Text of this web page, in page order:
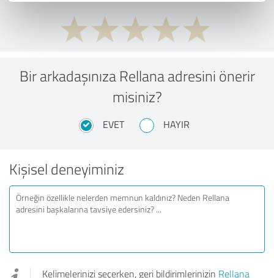
Bir arkadaşınıza Rellana adresini önerir
misiniz?
EVET HAYIR
Kişisel deneyiminiz
Kelimelerinizi seçerken, geri bildirimlerinizin Rellana